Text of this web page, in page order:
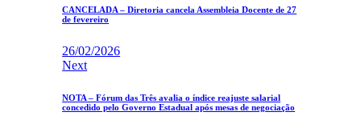
CANCELADA – Diretoria cancela Assembleia Docente de 27
de fevereiro
26/02/2026
Next
NOTA – Fórum das Três avalia o índice reajuste salarial
concedido pelo Governo Estadual após mesas de negociação